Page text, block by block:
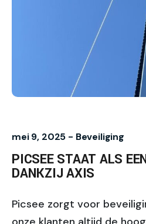
mei 9, 2025 - Beveiliging
PICSEE STAAT ALS
DANKZIJ AXIS
Picsee zorgt voor